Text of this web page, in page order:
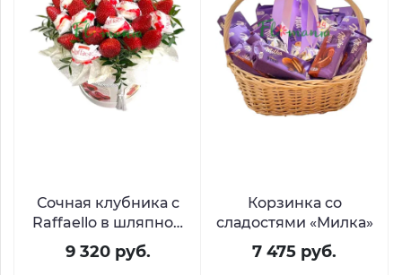
Сочная клубника с
Raffaello в шляпной
коробке
9 320 руб.
Корзинка со
сладостями «Милка»
7 475 руб.